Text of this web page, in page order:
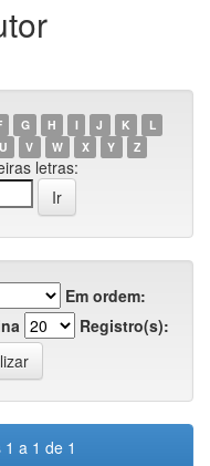
G H I J K
L
U V W X Y Z
letras:
Em ordem:
Registro(s):
a 1 de 1